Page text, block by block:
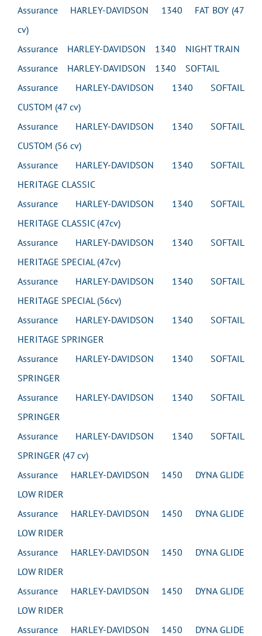
Assurance HARLEY-DAVIDSON 1340 FAT BOY (47
cv)
Assurance HARLEY-DAVIDSON 1340 NIGHT TRAIN
Assurance HARLEY-DAVIDSON 1340 SOFTAIL
Assurance HARLEY-DAVIDSON 1340 SOFTAIL
CUSTOM (47 cv)
Assurance HARLEY-DAVIDSON 1340 SOFTAIL
CUSTOM (56 cv)
Assurance HARLEY-DAVIDSON 1340 SOFTAIL
HERITAGE CLASSIC
Assurance HARLEY-DAVIDSON 1340 SOFTAIL
HERITAGE CLASSIC (47cv)
Assurance HARLEY-DAVIDSON 1340 SOFTAIL
HERITAGE SPECIAL (47cv)
Assurance HARLEY-DAVIDSON 1340 SOFTAIL
HERITAGE SPECIAL (56cv)
Assurance HARLEY-DAVIDSON 1340 SOFTAIL
HERITAGE SPRINGER
Assurance HARLEY-DAVIDSON 1340 SOFTAIL
SPRINGER
Assurance HARLEY-DAVIDSON 1340 SOFTAIL
SPRINGER
Assurance HARLEY-DAVIDSON 1340 SOFTAIL
SPRINGER (47 cv)
Assurance HARLEY-DAVIDSON 1450 DYNA GLIDE
LOW RIDER
Assurance HARLEY-DAVIDSON 1450 DYNA GLIDE
LOW RIDER
Assurance HARLEY-DAVIDSON 1450 DYNA GLIDE
LOW RIDER
Assurance HARLEY-DAVIDSON 1450 DYNA GLIDE
LOW RIDER
Assurance HARLEY-DAVIDSON 1450 DYNA GLIDE